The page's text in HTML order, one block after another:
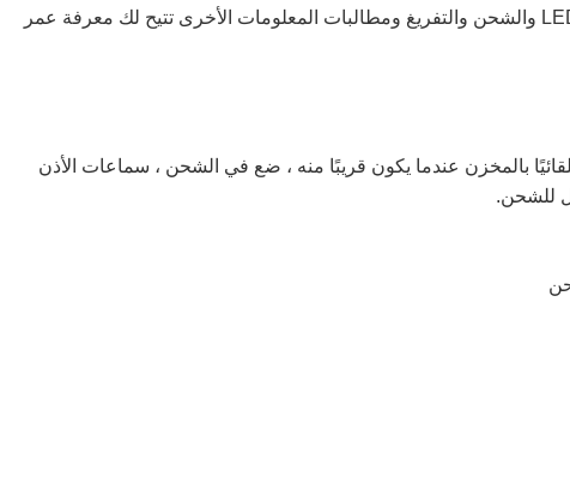
شاشة عرض الطاقة الذكية في الوقت الحقيقي LED والشحن والتفريغ ومطالبات المعلومات الأخرى تتيح لك معرفة عمر
بالمخزن عندما يكون قريبًا منه ، ضع في الشحن ، سماعات الأذن
للشحن.